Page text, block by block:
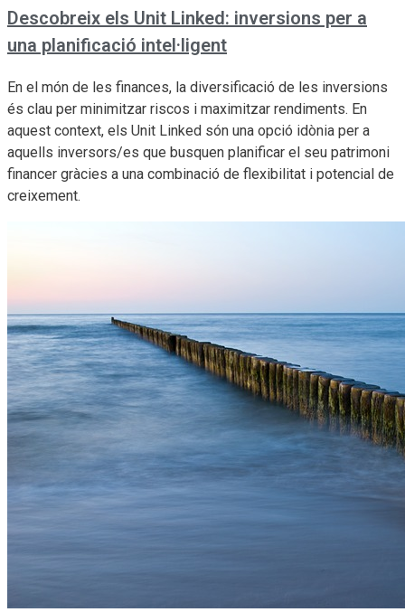
Descobreix els Unit Linked: inversions per a
una planificació intel·ligent
En el món de les finances, la diversificació de les inversions
és clau per minimitzar riscos i maximitzar rendiments. En
aquest context, els Unit Linked són una opció idònia per a
aquells inversors/es que busquen planificar el seu patrimoni
financer gràcies a una combinació de flexibilitat i potencial de
creixement.